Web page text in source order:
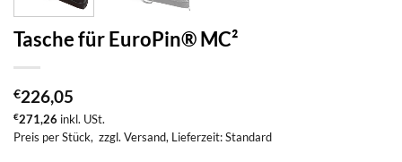
Tasche für EuroPin® MC²
€226,05
€271,26 inkl. USt.
Preis per Stück, zzgl. Versand, Lieferzeit: Standard